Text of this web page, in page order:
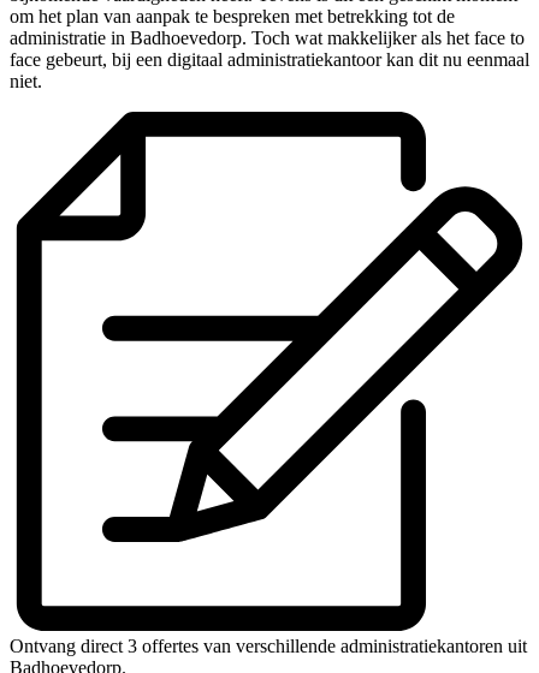
om het plan van aanpak te bespreken met betrekking tot de
administratie in Badhoevedorp. Toch wat makkelijker als het face to
face gebeurt, bij een digitaal administratiekantoor kan dit nu eenmaal
niet.
Ontvang direct 3 offertes van verschillende administratiekantoren uit
Badhoevedorp.